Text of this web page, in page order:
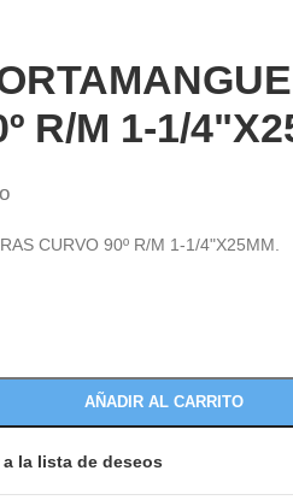
R/M 1-1/
CURVO 90º R/M 1-1/4"X25MM.
AÑADIR AL CARRITO
la lista de deseos